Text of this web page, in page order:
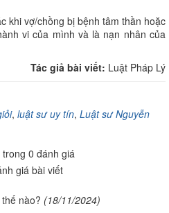
khi vợ/chồng bị bệnh tâm thần hoặc
vi của mình và là nạn nhân của
Tác giả bài viết: Luật Pháp Lý
, luật sư uy tín, Luật sư Nguyễn
0 đánh giá
giá bài viết
nào? (18/11/2024)